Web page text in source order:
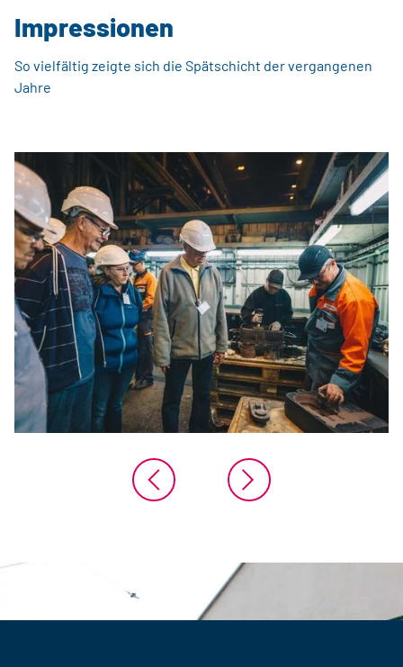
Impressionen
So vielfältig zeigte sich die Spätschicht der vergangenen
Jahre